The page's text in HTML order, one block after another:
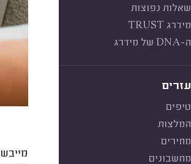
שאלות נפוצות
מידרג TRUST
ה-DNA של מידרג
עזרים
טיפים
המלצות
מחירים
מחשבונים